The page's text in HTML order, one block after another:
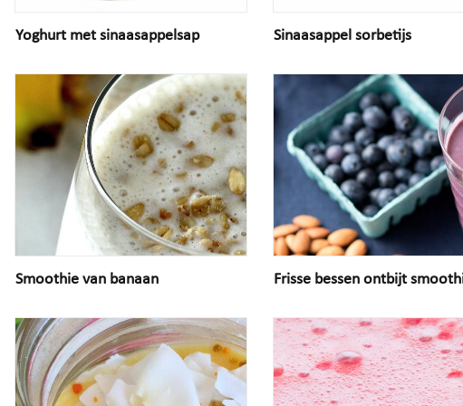
Yoghurt met sinaasappelsap Sinaasappel sorbetijs
Smoothie van banaan Frisse bessen ontbijt